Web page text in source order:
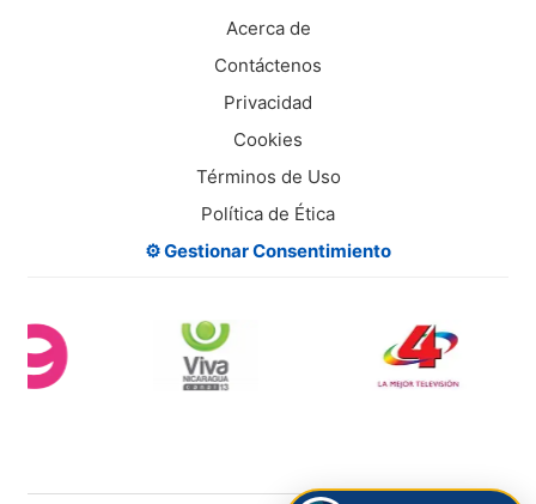
Acerca de
Contáctenos
Privacidad
Cookies
Términos de Uso
Política de Ética
⚙️ Gestionar Consentimiento